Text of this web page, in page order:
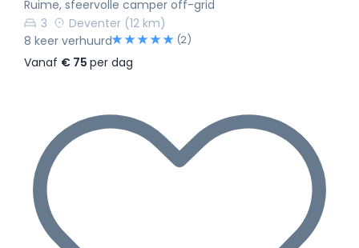
Ruime, sfeervolle camper off-grid
3
Deventer (12 km)
8 keer verhuurd
(2)
Vanaf € 75 per dag